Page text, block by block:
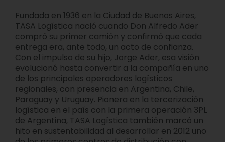
Fundada en 1936 en la Ciudad de Buenos Aires,
TASA Logística nació cuando Don Alfredo Ader
compró su primer camión y confirmó que cada
entrega era, ante todo, un acto de confianza.
Con el impulso de su hijo, Jorge Ader, esa visión
evolucionó hasta convertir a la compañía en uno
de los principales operadores logísticos
regionales, con presencia en Argentina, Chile,
Paraguay y Uruguay. Pionera en la tercerización
logística en el país con la primera operación 3PL
de Argentina, TASA Logística también marcó un
hito en sustentabilidad al desarrollar en 2012 uno